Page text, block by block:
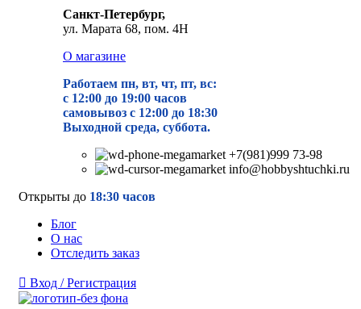
Санкт-Петербург,
ул. Марата 68, пом. 4Н
О магазине
Работаем пн, вт, чт, пт, вс:
с 12:00 до 19:00 часов
самовывоз с 12:00 до 18:30
Выходной среда, суббота.
+7(981)999 73-98
info@hobbyshtuchki.ru
Открыты до 18:30 часов
Блог
О нас
Отследить заказ
Вход / Регистрация